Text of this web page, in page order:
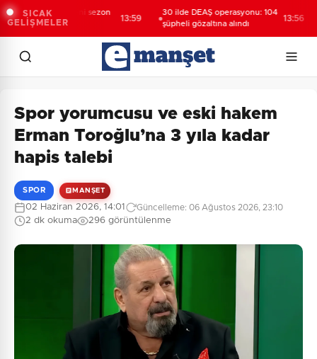
SICAK
GELİŞMELER
1. Lig'de yeni sezon
başlıyor
13:59
30 ilde DEAŞ operasyonu: 104
şüpheli gözaltına alındı
13:56
Spor yorumcusu ve eski hakem
Erman Toroğlu’na 3 yıla kadar
hapis talebi
SPOR MANŞET
02 Haziran 2026, 14:01 Güncelleme: 06 Ağustos 2026, 23:10
2 dk okuma 296 görüntülenme